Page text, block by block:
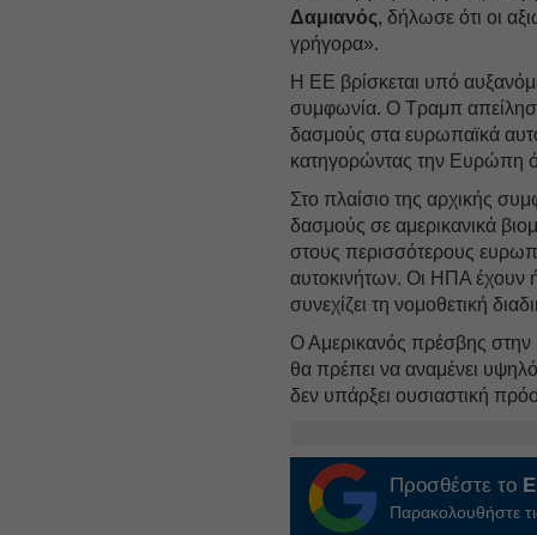
Δαμιανός, δήλωσε ότι οι
γρήγορα».
Η ΕΕ βρίσκεται υπό
συμφωνία. Ο Τραμπ
δασμούς στα ευρωπαϊκά
κατηγορώντας την Ευρώπη
Στο πλαίσιο της αρχικής
δασμούς σε αμερικανικά
στους περισσότερους
αυτοκινήτων. Οι ΗΠΑ έχουν
συνεχίζει τη νομοθετική
Ο Αμερικανός πρέσβης
θα πρέπει να αναμένει
δεν υπάρξει ουσιαστική
Προσθέστε το
Παρακολουθήστε